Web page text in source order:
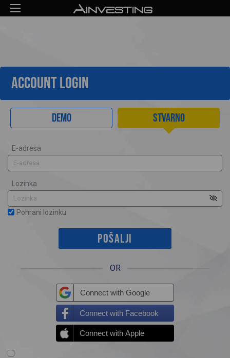
ACCOUNT LOGIN
Demo Stvarno
E-adresa
Lozinka
Pohrani lozinku
OR
Connect with Google
Connect with Facebook
Connect with Apple